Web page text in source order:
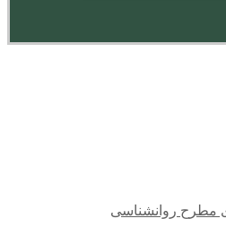
مطرح روانشناسی